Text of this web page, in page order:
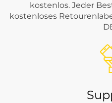
kostenlos. Jeder
kostenloses